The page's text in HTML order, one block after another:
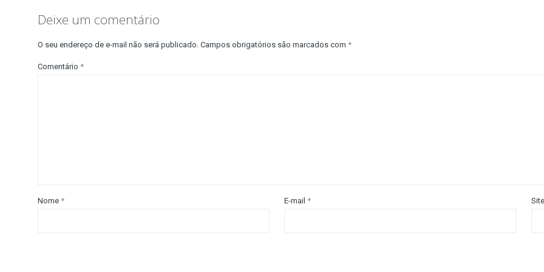
Deixe um comentário
O seu endereço de e-mail não será publicado. Campos obrigatórios são marcados com *
Comentário *
Nome * E-mail * Site